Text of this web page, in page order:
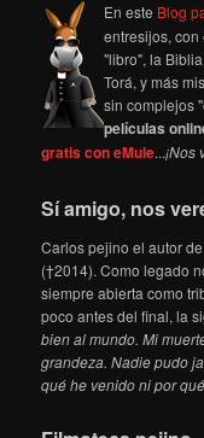
En este Blog
entresijos,
"libro", la
Torá, y más
sin complejos
películas
gratis con eMule...¡Nos
Sí amigo, nos
Carlos pejino el autor
(†2014). Como legado
siempre abierta como
poco antes del final, la
bien al mundo. Mi
grandeza. Nadie pudo
qué he venido ni por